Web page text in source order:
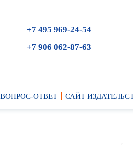
+7 495 969-24-54
+7 906 062-87-63
ВОПРОС-ОТВЕТ САЙТ